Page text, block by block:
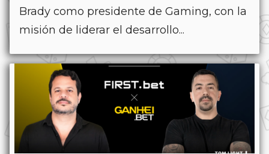
Brady como presidente de Gaming, con la
misión de liderar el desarrollo...